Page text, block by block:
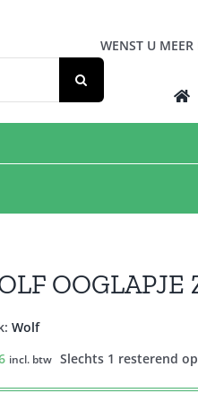
WENST U MEER
OOGLAPJE
Wolf
incl. btw Slechts 1 resterend